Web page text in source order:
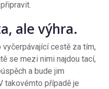
ale výhra.
vyčerpávající cestě za tím,
se mezi nimi najdou tací,
a bude jim
takovémto případě je